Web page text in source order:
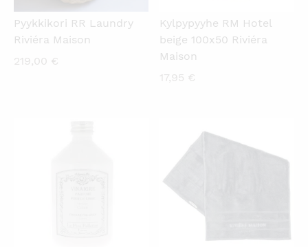
Pyykkikori RR Laundry
Riviéra Maison
219,00 €
Kylpypyyhe RM Hotel
beige 100x50 Riviéra
Maison
17,95 €
KATSO PIKANÄKYMÄ